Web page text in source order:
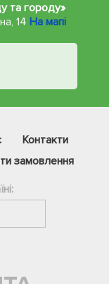
та городу»
14 На мапі
Контакти
замовлення